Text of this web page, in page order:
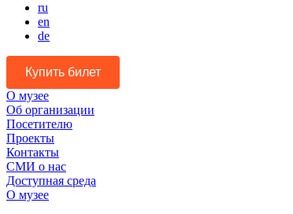
ru
en
de
Купить билет
О музее
Об организации
Посетителю
Проекты
Контакты
СМИ о нас
Доступная среда
О музее